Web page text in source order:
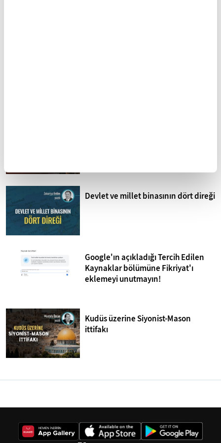
Devlet ve millet binasının dört direği
Google'ın açıkladığı Tercih Edilen
Kaynaklar bölümüne Fikriyat'ı
eklemeyi unutmayın!
Kudüs üzerine Siyonist-Mason
ittifakı